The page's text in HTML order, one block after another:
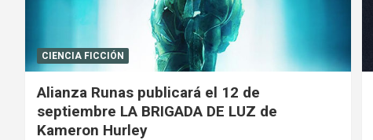
CIENCIA FICCIÓN
Alianza Runas publicará el 12 de
septiembre LA BRIGADA DE LUZ de
Kameron Hurley